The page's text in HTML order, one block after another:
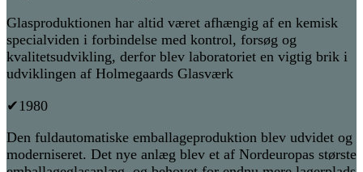
Glasproduktionen har altid været afhængig af en kemisk
specialviden i forbindelse med kontrol, forsøg og
kvalitetsudvikling, derfor blev laboratoriet en vigtig brik i
udviklingen af Holmegaards Glasværk
✔1980
Den fuldautomatiske emballageproduktion blev udvidet og
moderniseret. Det nye anlæg blev et af Nordeuropas største